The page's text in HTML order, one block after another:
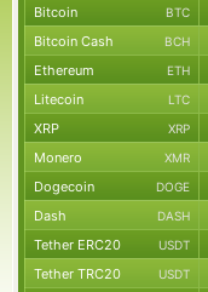
Bitcoin BTC
Bitcoin Cash BCH
Ethereum ETH
Litecoin LTC
XRP XRP
Monero XMR
Dogecoin DOGE
Dash DASH
Tether ERC20 USDT
Tether TRC20 USDT